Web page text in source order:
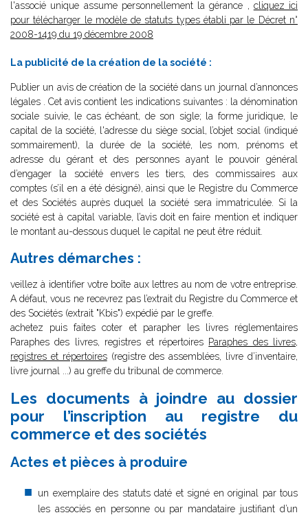
l'associé unique assume personnellement la gérance , cliquez ici
pour télécharger le modèle de statuts types établi par le Décret n°
2008-1419 du 19 décembre 2008
La publicité de la création de la société :
Publier un avis de création de la société dans un journal d’annonces
légales . Cet avis contient les indications suivantes : la dénomination
sociale suivie, le cas échéant, de son sigle; la forme juridique, le
capital de la société, l'adresse du siège social, l’objet social (indiqué
sommairement), la durée de la société, les nom, prénoms et
adresse du gérant et des personnes ayant le pouvoir général
d’engager la société envers les tiers, des commissaires aux
comptes (s’il en a été désigné), ainsi que le Registre du Commerce
et des Sociétés auprès duquel la société sera immatriculée. Si la
société est à capital variable, l’avis doit en faire mention et indiquer
le montant au-dessous duquel le capital ne peut être réduit.
Autres démarches :
veillez à identifier votre boîte aux lettres au nom de votre entreprise.
A défaut, vous ne recevrez pas l’extrait du Registre du Commerce et
des Sociétés (extrait "Kbis") expédié par le greffe.
achetez puis faites coter et parapher les livres réglementaires
Paraphes des livres, registres et répertoires Paraphes des livres,
registres et répertoires(registre des assemblées, livre d’inventaire,
livre journal ...) au greffe du tribunal de commerce.
Les documents à joindre au dossier
pour l’inscription au registre du
commerce et des sociétés
Actes et pièces à produire
un exemplaire des statuts daté et signé en original par tous
les associés en personne ou par mandataire justifiant d’un